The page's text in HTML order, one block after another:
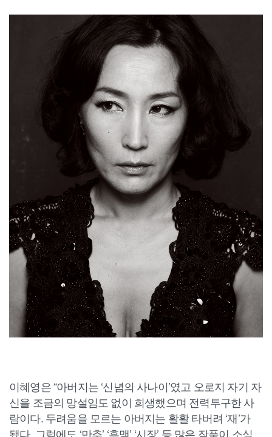
이혜영은 “아버지는 ‘신념의 사나이’였고 오로지 자기 자
신을 조금의 망설임도 없이 희생했으며 전력투구한 사
람이다. 두려움을 모르는 아버지는 활활 타버려 ‘재’가
됐다. 그럼에도 ‘만추’ ‘흑맥’ ‘시장’ 등 많은 작품이 소실